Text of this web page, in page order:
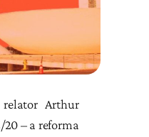
Arthur
20 – a reforma